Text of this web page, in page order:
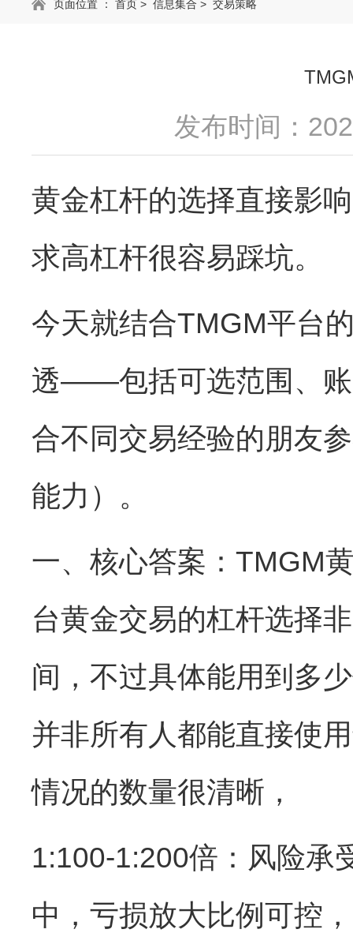
页面位置 ： 首页 > 信息集合 > 交易策略
发布时间：
黄金杠杆的选择直接影
求高杠杆很容易踩坑。
今天就结合TMGM平台
透——包括可选范围、账
合不同交易经验的朋友
能力）。
一、核心答案：TMGM
台黄金交易的杠杆选择
间，不过具体能用到多
并非所有人都能直接使
情况的数量很清晰，
1:100-1:200倍：风险承
中，亏损放大比例可控